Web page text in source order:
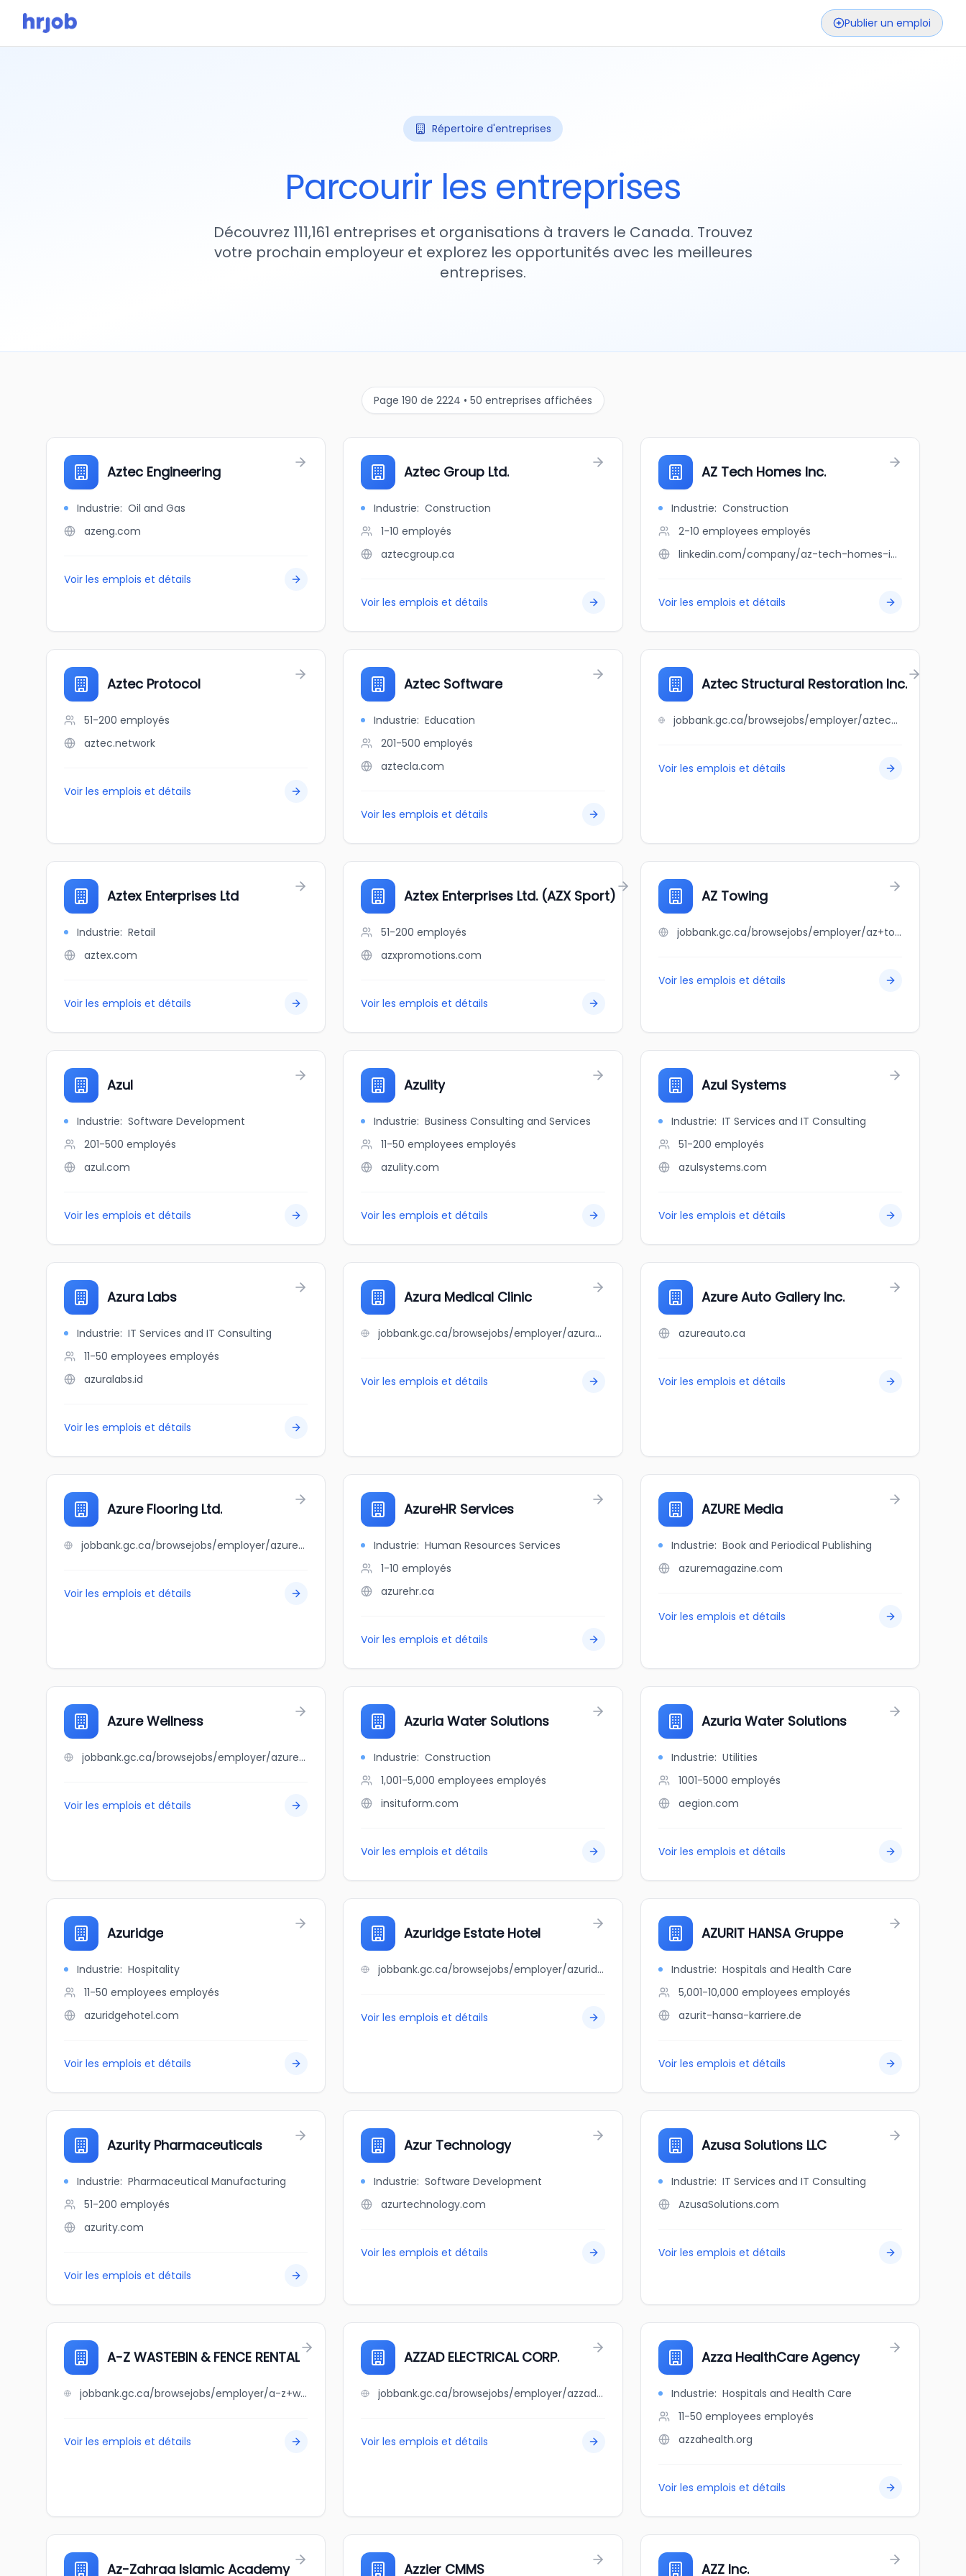
Publier un emploi
Répertoire d'entreprises
Parcourir les entreprises
Découvrez 111,161 entreprises et organisations à travers le Canada. Trouvez
votre prochain employeur et explorez les opportunités avec les meilleures
entreprises.
Page 190 de 2224 • 50 entreprises affichées
Aztec Engineering
Industrie: Oil and Gas
azeng.com
Voir les emplois et détails
Aztec Group Ltd.
Industrie: Construction
1-10 employés
aztecgroup.ca
Voir les emplois et détails
AZ Tech Homes Inc.
Industrie: Construction
2-10 employees employés
linkedin.com/company/az-tech-homes-inc
Voir les emplois et détails
Aztec Protocol
51-200 employés
aztec.network
Voir les emplois et détails
Aztec Software
Industrie: Education
201-500 employés
aztecla.com
Voir les emplois et détails
Aztec Structural Restoration Inc.
jobbank.gc.ca/browsejobs/employer/aztec+structural+restoration+inc./ca
Voir les emplois et détails
Aztex Enterprises Ltd
Industrie: Retail
aztex.com
Voir les emplois et détails
Aztex Enterprises Ltd. (AZX Sport)
51-200 employés
azxpromotions.com
Voir les emplois et détails
AZ Towing
jobbank.gc.ca/browsejobs/employer/az+towing/ca
Voir les emplois et détails
Azul
Industrie: Software Development
201-500 employés
azul.com
Voir les emplois et détails
Azulity
Industrie: Business Consulting and Services
11-50 employees employés
azulity.com
Voir les emplois et détails
Azul Systems
Industrie: IT Services and IT Consulting
51-200 employés
azulsystems.com
Voir les emplois et détails
Azura Labs
Industrie: IT Services and IT Consulting
11-50 employees employés
azuralabs.id
Voir les emplois et détails
Azura Medical Clinic
jobbank.gc.ca/browsejobs/employer/azura+medical+clinic/ca
Voir les emplois et détails
Azure Auto Gallery Inc.
azureauto.ca
Voir les emplois et détails
Azure Flooring Ltd.
jobbank.gc.ca/browsejobs/employer/azure+flooring+ltd./ca
Voir les emplois et détails
AzureHR Services
Industrie: Human Resources Services
1-10 employés
azurehr.ca
Voir les emplois et détails
AZURE Media
Industrie: Book and Periodical Publishing
azuremagazine.com
Voir les emplois et détails
Azure Wellness
jobbank.gc.ca/browsejobs/employer/azure+wellness/ca
Voir les emplois et détails
Azuria Water Solutions
Industrie: Construction
1,001-5,000 employees employés
insituform.com
Voir les emplois et détails
Azuria Water Solutions
Industrie: Utilities
1001-5000 employés
aegion.com
Voir les emplois et détails
Azuridge
Industrie: Hospitality
11-50 employees employés
azuridgehotel.com
Voir les emplois et détails
Azuridge Estate Hotel
jobbank.gc.ca/browsejobs/employer/azuridge+estate+hotel/ca
Voir les emplois et détails
AZURIT HANSA Gruppe
Industrie: Hospitals and Health Care
5,001-10,000 employees employés
azurit-hansa-karriere.de
Voir les emplois et détails
Azurity Pharmaceuticals
Industrie: Pharmaceutical Manufacturing
51-200 employés
azurity.com
Voir les emplois et détails
Azur Technology
Industrie: Software Development
azurtechnology.com
Voir les emplois et détails
Azusa Solutions LLC
Industrie: IT Services and IT Consulting
AzusaSolutions.com
Voir les emplois et détails
A-Z WASTEBIN & FENCE RENTAL
jobbank.gc.ca/browsejobs/employer/a-z+wastebin+%26+fence+rental/ca
Voir les emplois et détails
AZZAD ELECTRICAL CORP.
jobbank.gc.ca/browsejobs/employer/azzad+electrical+corp./ca
Voir les emplois et détails
Azza HealthCare Agency
Industrie: Hospitals and Health Care
11-50 employees employés
azzahealth.org
Voir les emplois et détails
Az-Zahraa Islamic Academy Azzier CMMS AZZ Inc.